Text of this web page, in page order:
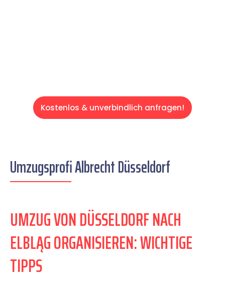
Kostenlos & unverbindlich anfragen!
Umzugsprofi Albrecht Düsseldorf
UMZUG VON DÜSSELDORF NACH
ELBLĄG ORGANISIEREN: WICHTIGE
TIPPS